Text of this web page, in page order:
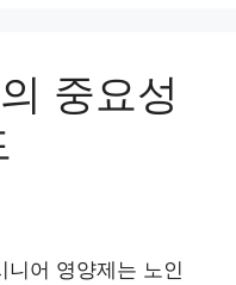
중요성
니어 영양제는 노인